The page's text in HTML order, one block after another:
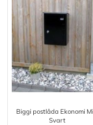
Biggi postlåda Ekonomi
Svart